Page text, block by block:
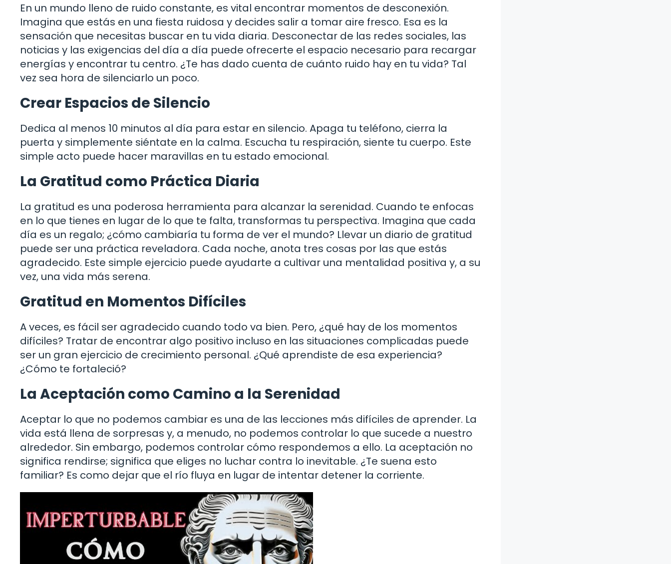
En un mundo lleno de ruido constante, es vital encontrar momentos de desconexión.
Imagina que estás en una fiesta ruidosa y decides salir a tomar aire fresco. Esa es la
sensación que necesitas buscar en tu vida diaria. Desconectar de las redes sociales, las
noticias y las exigencias del día a día puede ofrecerte el espacio necesario para recargar
energías y encontrar tu centro. ¿Te has dado cuenta de cuánto ruido hay en tu vida? Tal
vez sea hora de silenciarlo un poco.
Crear Espacios de Silencio
Dedica al menos 10 minutos al día para estar en silencio. Apaga tu teléfono, cierra la
puerta y simplemente siéntate en la calma. Escucha tu respiración, siente tu cuerpo. Este
simple acto puede hacer maravillas en tu estado emocional.
La Gratitud como Práctica Diaria
La gratitud es una poderosa herramienta para alcanzar la serenidad. Cuando te enfocas
en lo que tienes en lugar de lo que te falta, transformas tu perspectiva. Imagina que cada
día es un regalo; ¿cómo cambiaría tu forma de ver el mundo? Llevar un diario de gratitud
puede ser una práctica reveladora. Cada noche, anota tres cosas por las que estás
agradecido. Este simple ejercicio puede ayudarte a cultivar una mentalidad positiva y, a su
vez, una vida más serena.
Gratitud en Momentos Difíciles
A veces, es fácil ser agradecido cuando todo va bien. Pero, ¿qué hay de los momentos
difíciles? Tratar de encontrar algo positivo incluso en las situaciones complicadas puede
ser un gran ejercicio de crecimiento personal. ¿Qué aprendiste de esa experiencia?
¿Cómo te fortaleció?
La Aceptación como Camino a la Serenidad
Aceptar lo que no podemos cambiar es una de las lecciones más difíciles de aprender. La
vida está llena de sorpresas y, a menudo, no podemos controlar lo que sucede a nuestro
alrededor. Sin embargo, podemos controlar cómo respondemos a ello. La aceptación no
significa rendirse; significa que eliges no luchar contra lo inevitable. ¿Te suena esto
familiar? Es como dejar que el río fluya en lugar de intentar detener la corriente.